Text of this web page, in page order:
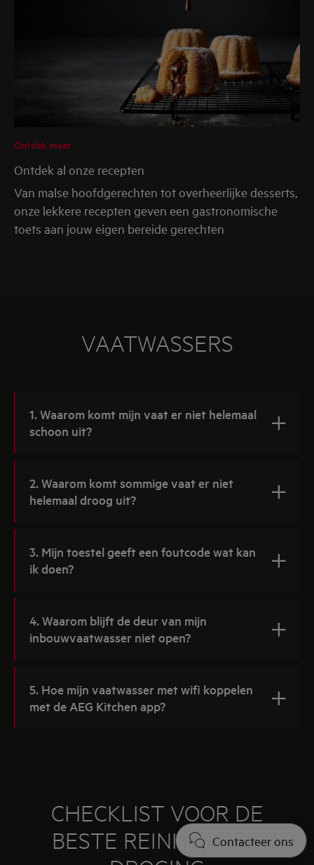
Ontdek meer
Ontdek al onze recepten
Van malse hoofdgerechten tot overheerlijke desserts,
onze lekkere recepten geven een gastronomische
toets aan jouw eigen bereide gerechten
VAATWASSERS
1. Waarom komt mijn vaat er niet helemaal
schoon uit?
2. Waarom komt sommige vaat er niet
helemaal droog uit?
3. Mijn toestel geeft een foutcode wat kan
ik doen?
4. Waarom blijft de deur van mijn
inbouwvaatwasser niet open?
5. Hoe mijn vaatwasser met wifi koppelen
met de AEG Kitchen app?
CHECKLIST VOOR DE
BESTE REINIGING EN
Contacteer ons